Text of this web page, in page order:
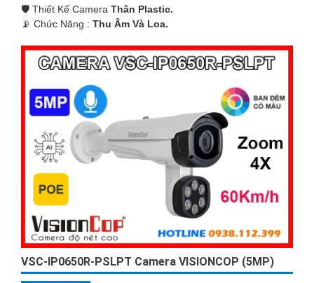
🛡 Thiết Kế Camera Thân Plastic.
️📡 Chức Năng : Thu Âm Và Loa.
VSC-IP0650R-PSLPT Camera VISIONCOP (5MP)